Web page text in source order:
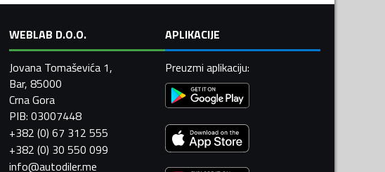
WEBLAB D.O.O.
Jovana Tomaševića 1,
Bar, 85000
Crna Gora
PIB: 03007448
+382 (0) 67 312 555
+382 (0) 30 550 099
info@autodiler.me
APLIKACIJE
Preuzmi aplikaciju: